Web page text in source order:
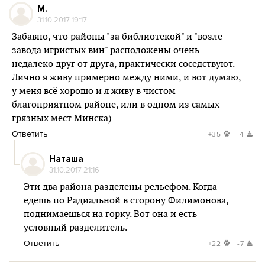
М.
31.10.2017 19:17
Забавно, что районы "за библиотекой" и "возле
завода игристых вин" расположены очень
недалеко друг от друга, практически соседствуют.
Лично я живу примерно между ними, и вот думаю,
у меня всё хорошо и я живу в чистом
благоприятном районе, или в одном из самых
грязных мест Минска)
Ответить +35 -4
Наташа
31.10.2017 21:16
Эти два района разделены рельефом. Когда
едешь по Радиальной в сторону Филимонова,
поднимаешься на горку. Вот она и есть
условный разделитель.
Ответить +22 -7